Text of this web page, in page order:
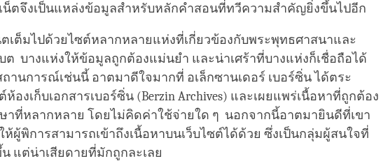
น็ตจึงเป็นแหล่งข้อมูลสำหรับหลักคำสอนที่ทวีความสำคัญยิ่งขึ้นไปอีก
เต็มไปด้วยไซต์หลากหลายแห่งที่เกี่ยวข้องกับพระพุทธศาสนาและ
ต บางแห่งให้ข้อมูลถูกต้องแม่นยำ และน่าเศร้าที่บางแห่งก็เชื่อถือได้
านการณ์เช่นนี้ อาตมาดีใจมากที่ อเล็กซานเดอร์ เบอร์ซิ่น ได้ตระ
ห้องเก็บเอกสารเบอร์ซิ่น (Berzin Archives) และเผยแพร่เนื้อหาที่ถูกต้อง
าที่หลากหลาย โดยไม่คิดค่าใช้จ่ายใด ๆ นอกจากนี้อาตมายินดีที่เขา
ผู้พิการสามารถเข้าถึงเนื้อหาบนเว็บไซต์ได้ด้วย ซึ่งเป็นกลุ่มผู้สนใจที่
แต่น่าเสียดายที่มักถูกละเลย